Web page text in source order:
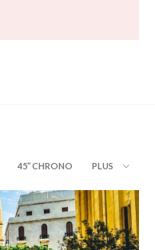
45’’ CHRONO PLUS